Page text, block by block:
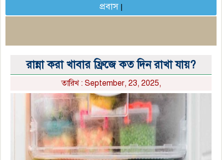
প্রবাস|
রান্না করা খাবার ফ্রিজে কত দিন রাখা যায়?
তারিখ : September, 23, 2025,